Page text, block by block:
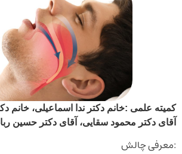
کمیته علمی :خانم دکتر ندا اسماعیلی، خانم
آقای دکتر محمود سقایی، آقای دکتر حسین
:معرفی چالش